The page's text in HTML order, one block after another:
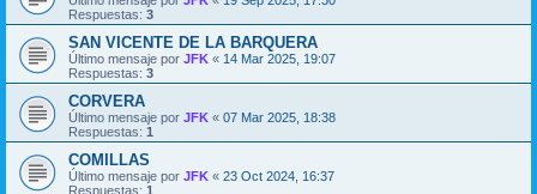
Respuestas: 3
SAN VICENTE DE LA BARQUERA
Último mensaje por JFK « 14 Mar 2025, 19:07
Respuestas: 3
CORVERA
Último mensaje por JFK « 07 Mar 2025, 18:38
Respuestas: 1
COMILLAS
Último mensaje por JFK « 23 Oct 2024, 16:37
Respuestas: 1